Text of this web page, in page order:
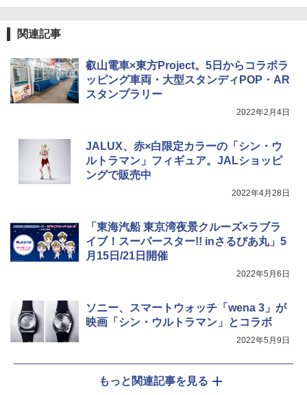
Coleman(コールマン) ツーリングドーム/LD
X 2人用 3人用 キャンプ アウトドア フェス
￥20,718
ゴムボート 空気入れ 空気抜き 自動停止 過熱
保護 日光可読lcd 7種類ノズル付き
￥7,299
関連記事
叡山電車×東方Project。5日からコラボラ
ッピング車両・大型スタンディPOP・AR
スタンプラリー
2022年2月4日
JALUX、赤×白限定カラーの「シン・ウ
ルトラマン」フィギュア。JALショッピ
ングで販売中
2022年4月28日
「東海汽船 東京湾夜景クルーズ×ラブラ
イブ！スーパースター!! inさるびあ丸」5
月15日/21日開催
2022年5月6日
ソニー、スマートウォッチ「wena 3」が
映画「シン・ウルトラマン」とコラボ
2022年5月9日
もっと関連記事を見る